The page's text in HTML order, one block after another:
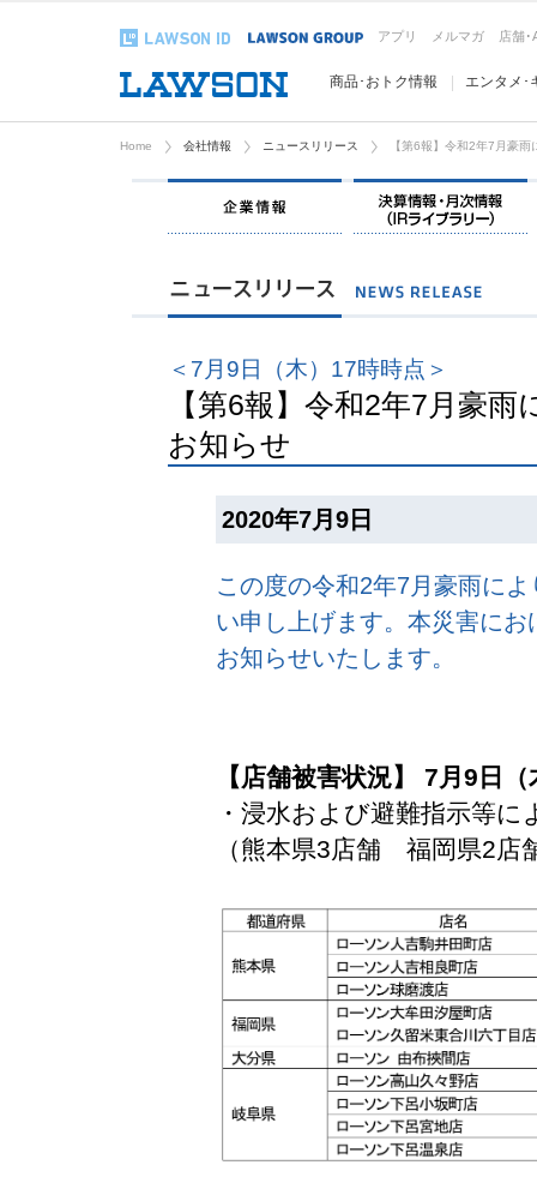
アプリ メルマガ 店舗･
商品･おトク情報 エンタメ･
Home 会社情報 ニュースリリース 【第6報】令和2年7月豪
企業情報
＜7月9日（木）17時時点＞
【第6報】令和2年7月豪
お知らせ
2020年7月9日
この度の令和2年7月豪雨に
い申し上げます。本災害に
お知らせいたします。
【店舗被害状況】 7月9日
・浸水および避難指示等に
（熊本県3店舗 福岡県2店